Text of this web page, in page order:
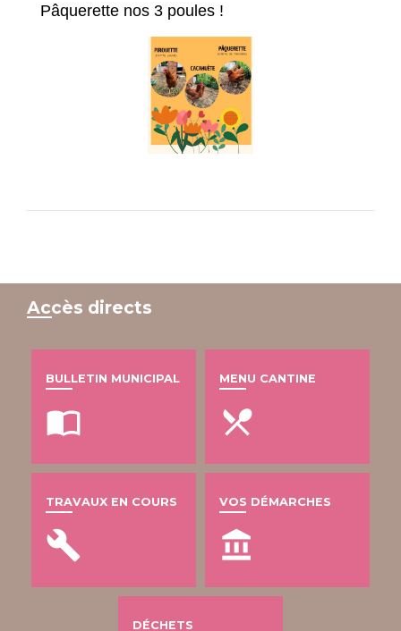
Pâquerette nos 3 poules !
Accès directs
BULLETIN MUNICIPAL
import_contacts
MENU CANTINE
local_dining
TRAVAUX EN COURS
build
VOS DÉMARCHES
account_balance
DÉCHETS